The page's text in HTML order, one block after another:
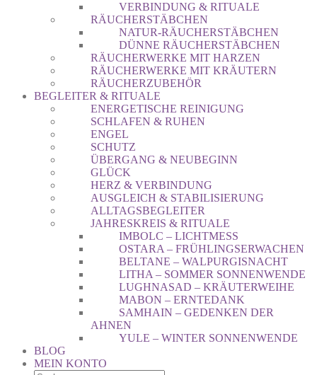
VERBINDUNG & RITUALE
RÄUCHERSTÄBCHEN
NATUR-RÄUCHERSTÄBCHEN
DÜNNE RÄUCHERSTÄBCHEN
RÄUCHERWERKE MIT HARZEN
RÄUCHERWERKE MIT KRÄUTERN
RÄUCHERZUBEHÖR
BEGLEITER & RITUALE
ENERGETISCHE REINIGUNG
SCHLAFEN & RUHEN
ENGEL
SCHUTZ
ÜBERGANG & NEUBEGINN
GLÜCK
HERZ & VERBINDUNG
AUSGLEICH & STABILISIERUNG
ALLTAGSBEGLEITER
JAHRESKREIS & RITUALE
IMBOLC – LICHTMESS
OSTARA – FRÜHLINGSERWACHEN
BELTANE – WALPURGISNACHT
LITHA – SOMMER SONNENWENDE
LUGHNASAD – KRÄUTERWEIHE
MABON – ERNTEDANK
SAMHAIN – GEDENKEN DER
AHNEN
YULE – WINTER SONNENWENDE
BLOG
MEIN KONTO